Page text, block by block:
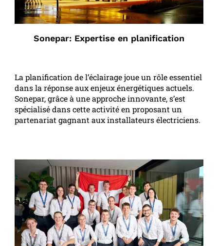
Sonepar: Expertise en planification
La planification de l’éclairage joue un rôle essentiel
dans la réponse aux enjeux énergétiques actuels.
Sonepar, grâce à une approche innovante, s’est
spécialisé dans cette activité en proposant un
partenariat gagnant aux installateurs électriciens.